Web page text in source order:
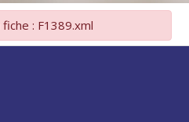
: F1389.xml